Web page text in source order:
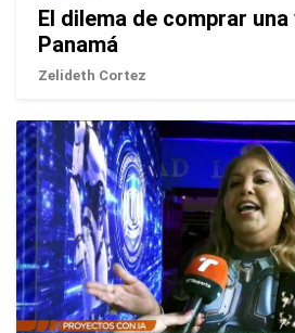
El dilema de comprar una
Panamá
Zelideth Cortez